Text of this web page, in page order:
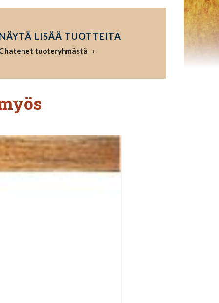
LISÄÄ TUOTTEITA
tuoteryhmästä